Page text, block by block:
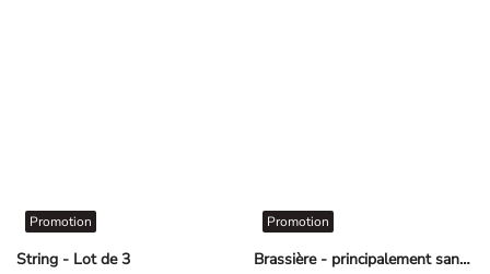
String - Lot de 3
Promotion
Brassière - principalement sans coutures - mauve clair
Promotion